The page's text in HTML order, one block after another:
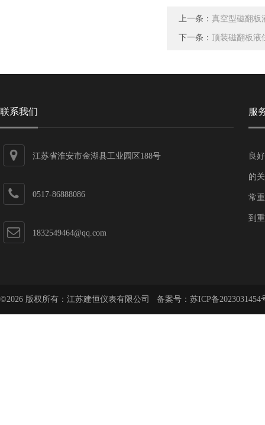
上一条： 真空型磁翻板
下一条： 顶装磁翻板液
联系我们
江苏省淮安市金湖县工业园区188号
0517-86888086
1832549464@qq.com
服
良
的
常
到
©2026 版权所有：江苏建恒仪表有限公司 备案号： 苏ICP备2023031454